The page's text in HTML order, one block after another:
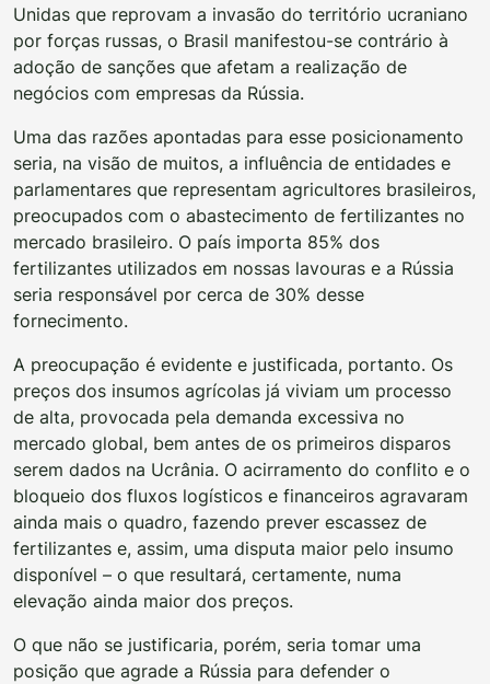
Unidas que reprovam a invasão do território ucraniano
por forças russas, o Brasil manifestou-se contrário à
adoção de sanções que afetam a realização de
negócios com empresas da Rússia.
Uma das razões apontadas para esse posicionamento
seria, na visão de muitos, a influência de entidades e
parlamentares que representam agricultores brasileiros,
preocupados com o abastecimento de fertilizantes no
mercado brasileiro. O país importa 85% dos
fertilizantes utilizados em nossas lavouras e a Rússia
seria responsável por cerca de 30% desse
fornecimento.
A preocupação é evidente e justificada, portanto. Os
preços dos insumos agrícolas já viviam um processo
de alta, provocada pela demanda excessiva no
mercado global, bem antes de os primeiros disparos
serem dados na Ucrânia. O acirramento do conflito e o
bloqueio dos fluxos logísticos e financeiros agravaram
ainda mais o quadro, fazendo prever escassez de
fertilizantes e, assim, uma disputa maior pelo insumo
disponível – o que resultará, certamente, numa
elevação ainda maior dos preços.
O que não se justificaria, porém, seria tomar uma
posição que agrade a Rússia para defender o